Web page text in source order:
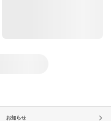
お知らせ